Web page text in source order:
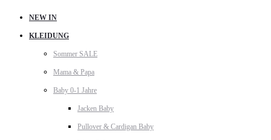
NEW IN
KLEIDUNG
Sommer SALE
Mama & Papa
Baby 0-1 Jahre
Jacken Baby
Pullover & Cardigan Baby